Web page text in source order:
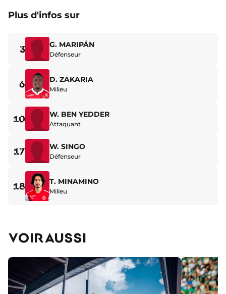
Plus d'infos sur
3 G. MARIPÁN
Défenseur
6 D. ZAKARIA
Milieu
10 W. BEN YEDDER
Attaquant
17 W. SINGO
Défenseur
18 T. MINAMINO
Milieu
VOIR AUSSI